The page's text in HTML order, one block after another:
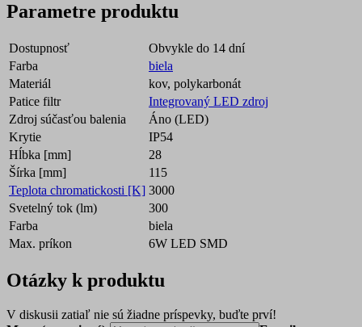
Parametre produktu
Dostupnosť
Obvykle do 14 dní
Farba
biela
Materiál
kov, polykarbonát
Patice filtr
Integrovaný LED zdroj
Zdroj súčasťou balenia
Áno (LED)
Krytie
IP54
Hĺbka [mm]
28
Šírka [mm]
115
Teplota chromatickosti [K] 3000
Svetelný tok (lm)
300
Farba
biela
Max. príkon
6W LED SMD
Otázky k produktu
V diskusii zatiaľ nie sú žiadne príspevky, buďte prví!